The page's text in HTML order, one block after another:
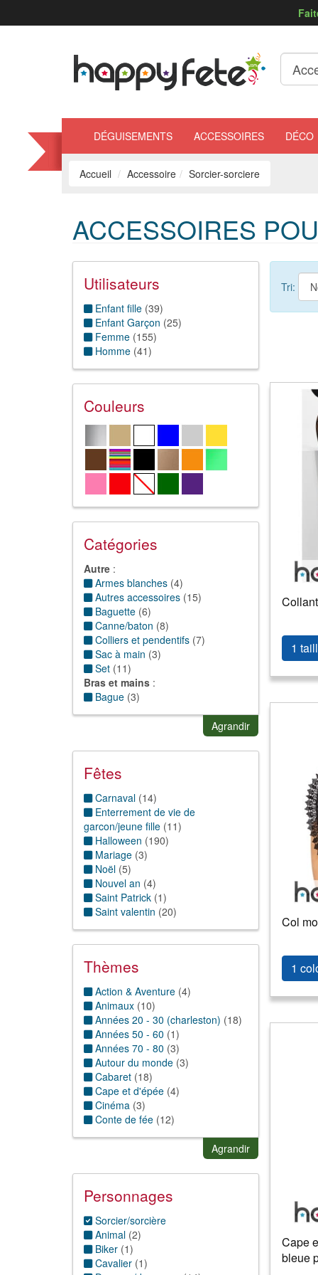
DÉGUISEMENTS ACCESSOIRES DÉCO
Accueil Accessoire Sorcier-sorciere
ACCESSOIRES
Utilisateurs
Enfant fille (39)
Enfant Garçon (25)
Femme (155)
Homme (41)
Couleurs
Catégories
Autre :
Armes blanches (4)
Autres accessoires (15)
Baguette (6)
Canne/baton (8)
Colliers et pendentifs (7)
Sac à main (3)
Set (11)
Bras et mains :
Bague (3)
Gants(9)
Cape(27)
Chemise
Cravate
Jambes et pieds
Bas(15)
Bottes(1)
Chaussette(2)
Chaussures
Collants
Jupon et tutu(
Leggings(1)
Surbottes(3)
Broche-tete
Couronne et tiare(3)
fausses oreilles
Faux nez( 12)
Foulard et écharpe
Lunettes(4 )
Serre tête (1)
Tête autre(2
Agrandir
Fêtes
Carnaval (14)
Enterrement de vie de
garcon/jeune fille (11)
Halloween (190)
Mariage (3)
Noël (5)
Nouvel an (4)
Saint Patrick (1)
Saint valentin (20)
Thèmes
Action & Aventure (4)
Animaux (10)
Années 20 - 30 (charleston) (18)
Années 50 - 60 (1)
Années 70 - 80 (3)
Autour du monde (3)
Cabaret (18)
Cape et d'épée (4)
Cinéma (3)
Conte de fée (12)
Dessins Animés & BD(2)
Enfance(3)
Espagne( 1
Folklorique(1)
Gothique(26)
Grande taille
Hippie thème
Historique(
Agrandir
Personnages
Sorcier/sorcière
Animal (2)
Biker (1)
Cavalier (1)
Tri:
1
Col
1
Cape
bleue